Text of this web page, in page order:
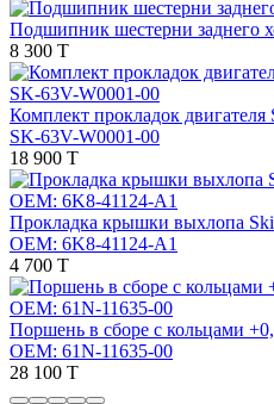
Подшипник шестерни заднего
8 300 T
Комплект прокладок
SK-63V-W0001-00
18 900 T
Прокладка крышки выхлопа
OEM: 6K8-41124-A1
4 700 T
Поршень в сборе с кольцами
OEM: 61N-11635-00
28 100 T